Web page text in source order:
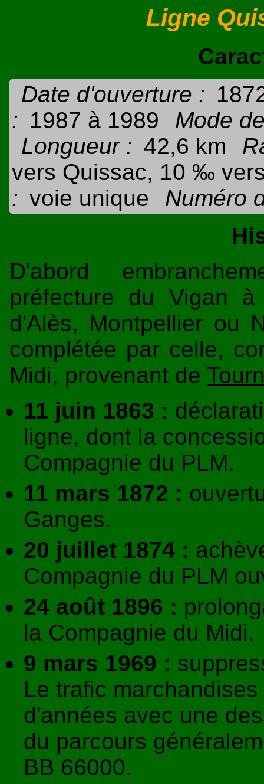
Ligne
Date d'ouverture :
: 1987 à 1989
Mode
Longueur : 42,6 km
vers Quissac, 10 ‰
: voie unique
Numéro
D'abord
préfecture du Vigan
d'Alès, Montpellier ou
complétée par celle,
Midi, provenant de
11 juin 1863 :
ligne, dont la
Compagnie du PLM.
11 mars 1872 :
Ganges.
20 juillet 1874 :
Compagnie du PLM
24 août 1896 :
la Compagnie du Midi.
9 mars 1969 :
Le trafic
d'années avec une
du parcours
BB 66000.